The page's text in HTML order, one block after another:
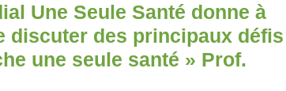
Une Seule Santé donne à
discuter des principaux défis
une seule santé » Prof.